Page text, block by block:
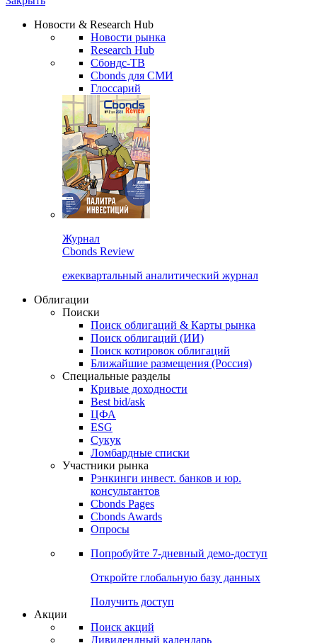
Сбондс Люди
Новости & Research Hub
Новости рынка
Research Hub
Сбондс-ТВ
Cbonds для СМИ
Глоссарий
Cbonds Review
ежеквартальный аналитический журнал
Облигации
Поиски
Поиск облигаций & Карты рынка
Поиск облигаций (ИИ)
Поиск котировок облигаций
Ближайшие размещения (Россия)
Специальные разделы
Кривые доходности
Best bid/ask
ЦФА
ESG
Сукук
Ломбардные списки
Участники рынка
Рэнкинги инвест. банков и юр.
Cbonds Pages
Опросы
Попробуйте7-дневный
Откройте глобальную базу данных